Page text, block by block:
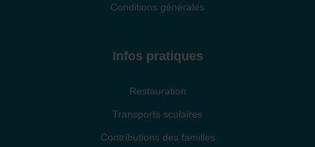
Conditions générales
Infos pratiques
Restauration
Transports scolaires
Contributions des familles